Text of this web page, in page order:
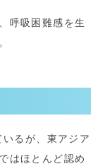
呼吸困難感を生
るが、東アジア
はほとんど認め